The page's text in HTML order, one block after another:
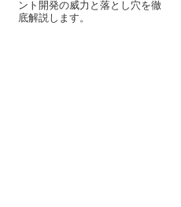
ント開発の威力と落とし穴を徹
底解説します。